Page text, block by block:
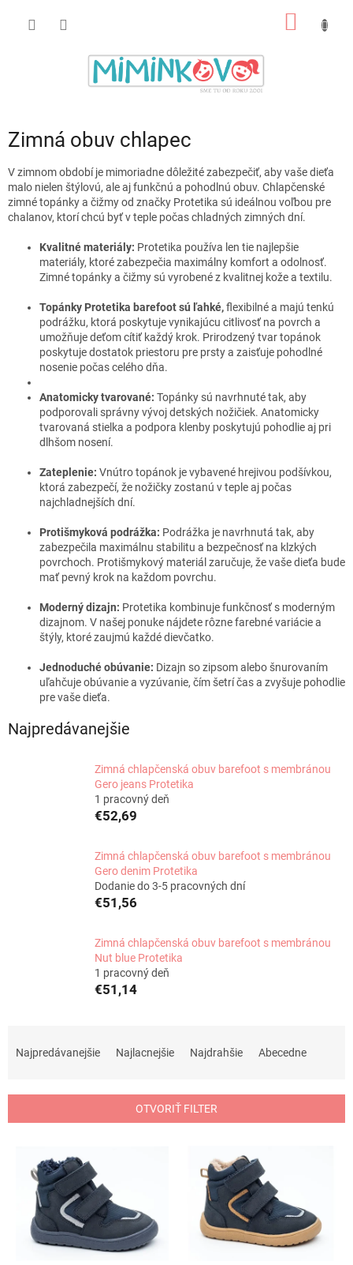
Zimná obuv chlapec
V zimnom období je mimoriadne dôležité zabezpečiť, aby vaše dieťa
malo nielen štýlovú, ale aj funkčnú a pohodlnú obuv. Chlapčenské
zimné topánky a čižmy od značky Protetika sú ideálnou voľbou pre
chalanov, ktorí chcú byť v teple počas chladných zimných dní.
Kvalitné materiály: Protetika používa len tie najlepšie
materiály, ktoré zabezpečia maximálny komfort a odolnosť.
Zimné topánky a čižmy sú vyrobené z kvalitnej kože a textilu.
Topánky Protetika barefoot sú ľahké,flexibilné a majú tenkú
podrážku, ktorá poskytuje vynikajúcu citlivosť na povrch a
umožňuje deťom cítiť každý krok. Prirodzený tvar topánok
poskytuje dostatok priestoru pre prsty a zaisťuje pohodlné
nosenie počas celého dňa.
Anatomicky tvarované: Topánky sú navrhnuté tak, aby
podporovali správny vývoj detských nožičiek. Anatomicky
tvarovaná stielka a podpora klenby poskytujú pohodlie aj pri
dlhšom nosení.
Zateplenie: Vnútro topánok je vybavené hrejivou podšívkou,
ktorá zabezpečí, že nožičky zostanú v teple aj počas
najchladnejších dní.
Protišmyková podrážka: Podrážka je navrhnutá tak, aby
zabezpečila maximálnu stabilitu a bezpečnosť na klzkých
povrchoch. Protišmykový materiál zaručuje, že vaše dieťa bude
mať pevný krok na každom povrchu.
Moderný dizajn: Protetika kombinuje funkčnosť s moderným
dizajnom. V našej ponuke nájdete rôzne farebné variácie a
štýly, ktoré zaujmú každé dievčatko.
Jednoduché obúvanie: Dizajn so zipsom alebo šnurovaním
uľahčuje obúvanie a vyzúvanie, čím šetrí čas a zvyšuje pohodlie
pre vaše dieťa.
Najpredávanejšie
Zimná chlapčenská obuv barefoot s membránou
Gero jeans Protetika
1 pracovný deň
€52,69
Zimná chlapčenská obuv barefoot s membránou
Gero denim Protetika
Dodanie do 3-5 pracovných dní
€51,56
Zimná chlapčenská obuv barefoot s membránou
Nut blue Protetika
1 pracovný deň
€51,14
i
Najpredávanejšie Najlacnejšie Najdrahšie Abecedne
OTVORIŤ FILTER